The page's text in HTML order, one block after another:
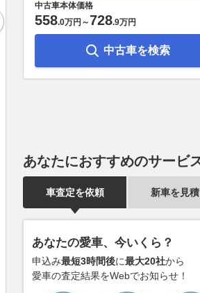
あわてて“アルヴェル”に決めな
2026年欧州
2026.08.03
中古車本体価格
558.0万円 ～728.9万円
中古車を検索
あなたにおすすめのサービ
車査定を依頼 新車を見
あなたの愛車、今いくら？
申込み最短3時間後に最大20社から
愛車の査定結果をWebでお知らせ！